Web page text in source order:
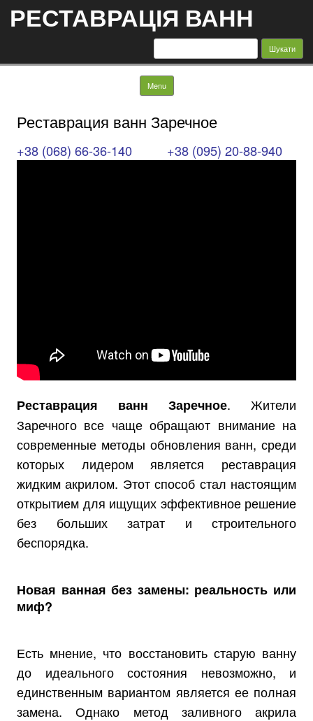
РЕСТАВРАЦІЯ ВАНН
Пошук:
Menu Skip to content
Реставрация ванн Заречное
+38 (068) 66-36-140 +38 (095) 20-88-940
Реставрация ванн Заречное. Жители
Заречного все чаще обращают внимание на
современные методы обновления ванн, среди
которых лидером является реставрация
жидким акрилом. Этот способ стал настоящим
открытием для ищущих эффективное решение
без больших затрат и строительного
беспорядка.
Новая ванная без замены: реальность или
миф?
Есть мнение, что восстановить старую ванну
до идеального состояния невозможно, и
единственным вариантом является ее полная
замена. Однако метод заливного акрила